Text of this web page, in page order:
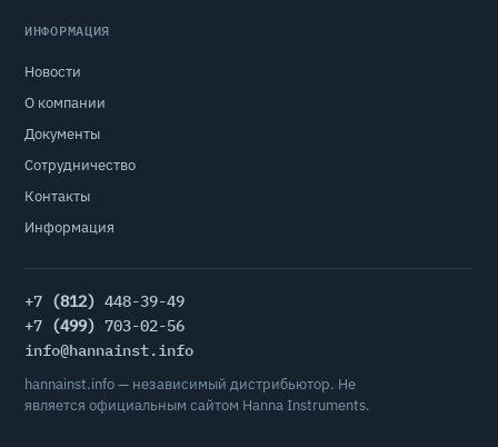
ИНФОРМАЦИЯ
Новости
О компании
Документы
Сотрудничество
Контакты
Информация
+7 (812) 448-39-49
+7 (499) 703-02-56
info@hannainst.info
hannainst.info — независимый дистрибьютор. Не
является официальным сайтом Hanna Instruments.